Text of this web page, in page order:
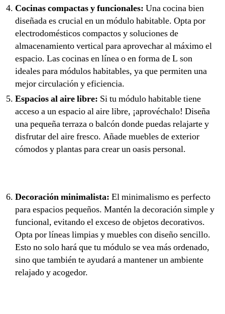
Cocinas compactas y funcionales: Una cocina bien
diseñada es crucial en un módulo habitable. Opta por
electrodomésticos compactos y soluciones de
almacenamiento vertical para aprovechar al máximo el
espacio. Las cocinas en línea o en forma de L son
ideales para módulos habitables, ya que permiten una
mejor circulación y eficiencia.
Espacios al aire libre: Si tu módulo habitable tiene
acceso a un espacio al aire libre, ¡aprovéchalo! Diseña
una pequeña terraza o balcón donde puedas relajarte y
disfrutar del aire fresco. Añade muebles de exterior
cómodos y plantas para crear un oasis personal.
Decoración minimalista: El minimalismo es perfecto
para espacios pequeños. Mantén la decoración simple y
funcional, evitando el exceso de objetos decorativos.
Opta por líneas limpias y muebles con diseño sencillo.
Esto no solo hará que tu módulo se vea más ordenado,
sino que también te ayudará a mantener un ambiente
relajado y acogedor.